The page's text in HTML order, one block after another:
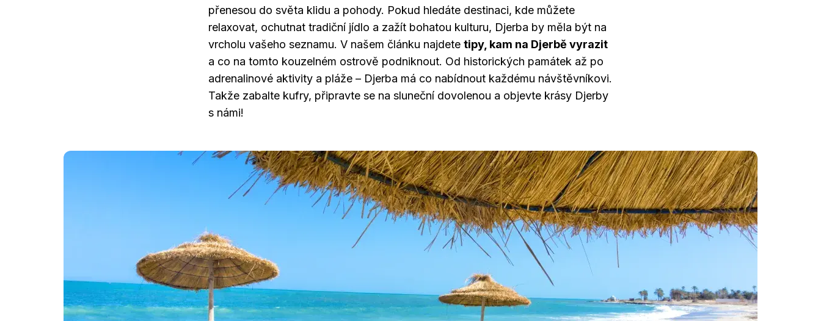
přenesou do světa klidu a pohody. Pokud hledáte destinaci, kde můžete
relaxovat, ochutnat tradiční jídlo a zažít bohatou kulturu, Djerba by měla být na
vrcholu vašeho seznamu. V našem článku najdete tipy, kam na Djerbě vyrazit
a co na tomto kouzelném ostrově podniknout. Od historických památek až po
adrenalinové aktivity a pláže – Djerba má co nabídnout každému návštěvníkovi.
Takže zabalte kufry, připravte se na sluneční dovolenou a objevte krásy Djerby
s námi!